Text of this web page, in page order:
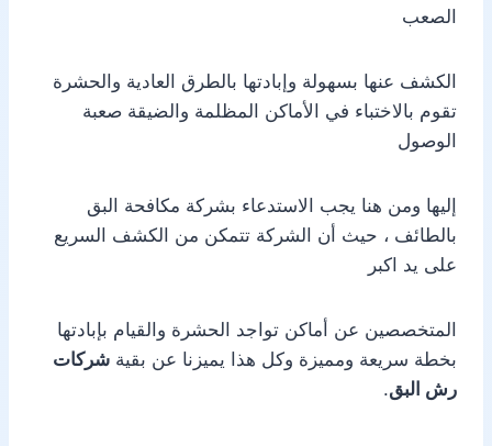
الصعب
الكشف عنها بسهولة وإبادتها بالطرق العادية والحشرة
تقوم بالاختباء في الأماكن المظلمة والضيقة صعبة
الوصول
إليها ومن هنا يجب الاستدعاء بشركة مكافحة البق
بالطائف ، حيث أن الشركة تتمكن من الكشف السريع
على يد اكبر
المتخصصين عن أماكن تواجد الحشرة والقيام بإبادتها
بخطة سريعة ومميزة وكل هذا يميزنا عن بقية شركات
رش البق.